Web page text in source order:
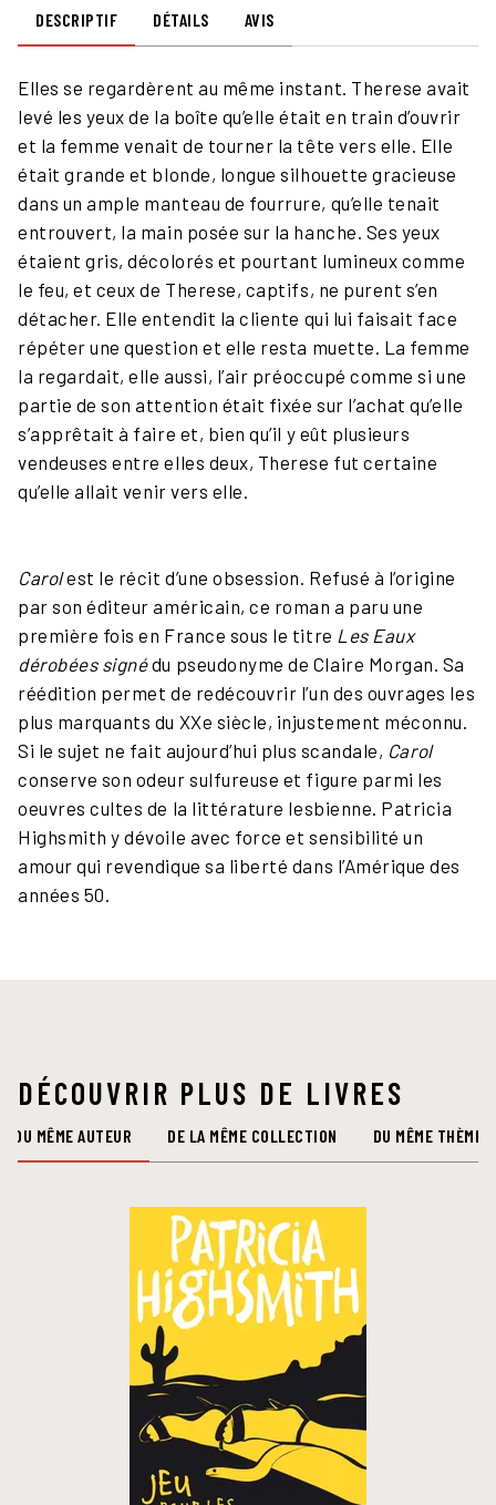
DESCRIPTIF DÉTAILS AVIS
Elles se regardèrent au même instant. Therese avait
levé les yeux de la boîte qu’elle était en train d’ouvrir
et la femme venait de tourner la tête vers elle. Elle
était grande et blonde, longue silhouette gracieuse
dans un ample manteau de fourrure, qu’elle tenait
entrouvert, la main posée sur la hanche. Ses yeux
étaient gris, décolorés et pourtant lumineux comme
le feu, et ceux de Therese, captifs, ne purent s’en
détacher. Elle entendit la cliente qui lui faisait face
répéter une question et elle resta muette. La femme
la regardait, elle aussi, l’air préoccupé comme si une
partie de son attention était fixée sur l’achat qu’elle
s’apprêtait à faire et, bien qu’il y eût plusieurs
vendeuses entre elles deux, Therese fut certaine
qu’elle allait venir vers elle.
Carolest le récit d’une obsession. Refusé à l’origine
par son éditeur américain, ce roman a paru une
première fois en France sous le titre Les Eaux
dérobées signédu pseudonyme de Claire Morgan. Sa
réédition permet de redécouvrir l’un des ouvrages les
plus marquants du XXe siècle, injustement méconnu.
Si le sujet ne fait aujourd’hui plus scandale, Carol
conserve son odeur sulfureuse et figure parmi les
oeuvres cultes de la littérature lesbienne. Patricia
Highsmith y dévoile avec force et sensibilité un
amour qui revendique sa liberté dans l’Amérique des
années 50.
DÉCOUVRIR PLUS DE LIVRES
DU MÊME AUTEUR DE LA MÊME COLLECTION DU MÊME THÈME